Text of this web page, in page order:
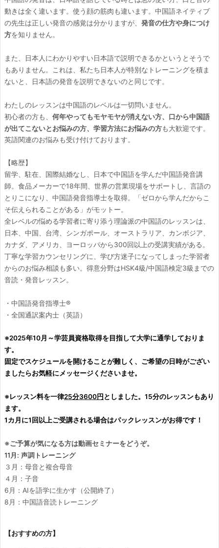
動きは全く違います。使う顔の筋肉も違います。中国語ネイティブ
の先生は正しい発音の感覚は分かりますが、 発音の仕方や身につけ
方を知りません。
また、日本人にわかりやすい日本語で説明できるかというとそうで
もありません。これは、私たち日本人が特別なトレーニングを積ま
ないと、日本語の発音を説明できないのと同じです。
わたしのレッスンは中国語のレベルは一切問いません。
初心者の方も、 何年やってもモヤモヤが消えない方、口から中国語
が出てこないとお悩みの方、学習方法にお悩みの方も大歓迎です。
英語関連のお悩みも受け付けております。
【略歴】
留学、駐在、国際結婚なし、日本で中国語を学んだ中国語発音講
師。食品メーカーで18年間、世界の営業現場をサポートし、言語の
とりこになり、中国語発音指導士を取得。「ゼロから学んだからこ
そ伝えられることがある」がモットー。
全レベルの悩める学習者に寄り添う理論派の中国語のレッスンは、
日本、中国、台湾、シンガポール、オーストラリア、カンボジア、
カナダ、アメリカ、ヨーロッパから300回以上の受講実績がある。
丁寧な学習カウンセリングに、学び方迷子になってしまった学習者
からのお悩み相談も多い。得意分野はHSK4級/中国語検定3級までの
音読・発音レッスン。
・中国語発音指導士®
・全国通訳案内士（英語）
※2025年10月～学芸員資格取得を目指して大学に通学しておりま
す。
固定でスケジュールを開けることが難しく、ご希望の日時がござい
ましたらお気軽にメッセージくださいませ。
※レッスン料を一律25分3600円 としました。15分のレッスンもあり
ます。
1カ月に1回以上ご受講される場合はパックレッスンがお得です！
※ご予算が気になる方は動画セミナーをどうぞ。
11月: 声調トレーニング
３月：母音と複合母音
４月：子音
6月：AIを語学に生かす（公開終了）
8月：中国語音読トレーニング
【おすすめの方】